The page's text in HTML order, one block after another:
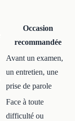
Occasion
recommandée
Avant un examen,
un entretien, une
prise de parole
Face à toute
difficulté ou